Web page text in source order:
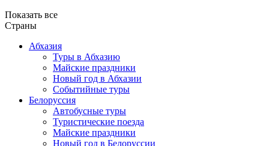
Показать все
Страны
Абхазия
Туры в Абхазию
Майские праздники
Новый год в Абхазии
Событийные туры
Белоруссия
Автобусные туры
Туристические поезда
Майские праздники
Новый год в Белоруссии